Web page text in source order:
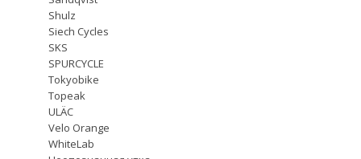
Shulz
Siech Cycles
SKS
SPURCYCLE
Tokyobike
Topeak
ULÄC
Velo Orange
WhiteLab